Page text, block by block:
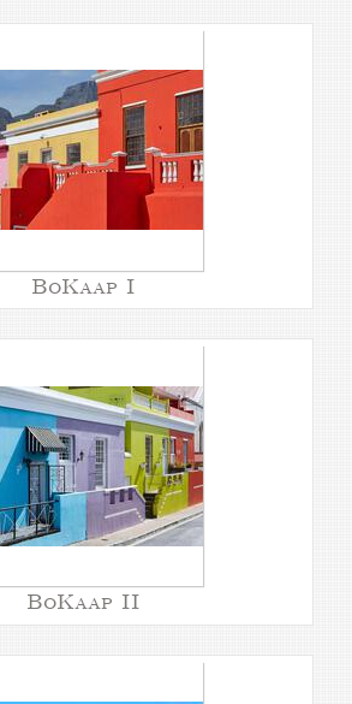
BoKaap I
BoKaap II